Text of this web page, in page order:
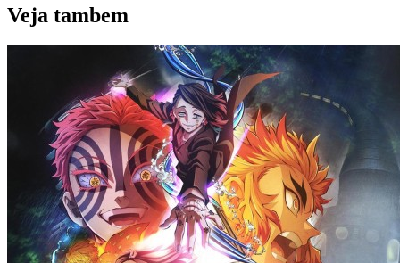
Veja tambem